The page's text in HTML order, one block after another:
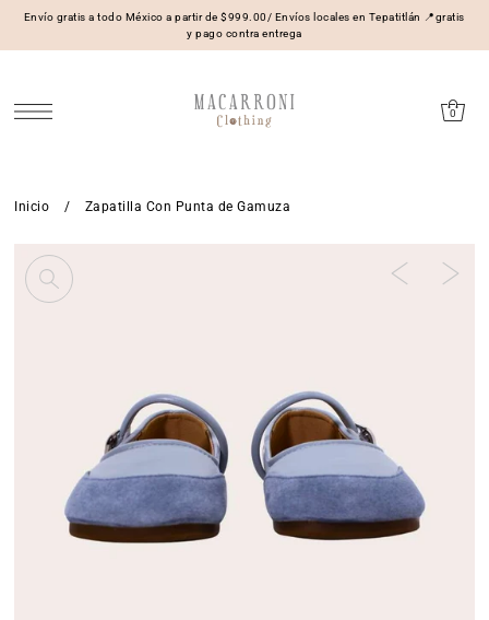
Envío gratis a todo México a partir de $999.00/ Envíos locales en Tepatitlán 📍gratis
y pago contra entrega
0
Inicio / Zapatilla Con Punta de Gamuza